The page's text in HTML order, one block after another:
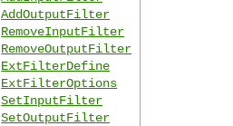
AddOutputFilter
RemoveInputFilter
RemoveOutputFilter
ExtFilterDefine
ExtFilterOptions
SetInputFilter
SetOutputFilter